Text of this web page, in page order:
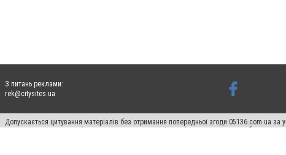
З питань реклами:
rek@citysites.ua
Допускається цитування матеріалів без отримання попередньої згоди 05136.com.ua
для пошукових систем гіперпосилання на цитовані статті не нижче другого абзацу в